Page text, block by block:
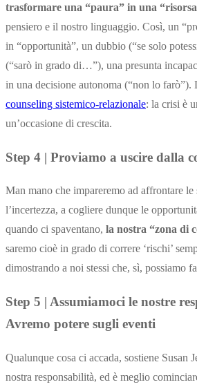
trasformare una “paura” in una
pensiero e il nostro linguaggio. Così, un
in “opportunità”, un dubbio (“se solo
(“sarò in grado di…”), una presunta
in una decisione autonoma (“non lo farò”).
counseling sistemico-relazionale: la crisi è
un’occasione di crescita.
Step 4 | Proviamo a uscire dalla
Man mano che impareremo ad affrontare le
l’incertezza, a cogliere dunque le
quando ci spaventano, la nostra “zona di
saremo cioè in grado di correre ‘rischi’
dimostrando a noi stessi che, sì, possiamo
Step 5 | Assumiamoci le nostre
Avremo potere sugli eventi
Qualunque cosa ci accada, sostiene Susan
nostra responsabilità, ed è meglio